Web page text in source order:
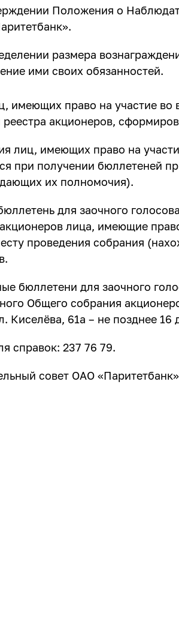
Положения о
размера
ими своих обязанностей.
имеющих право на участие во
акционеров,
лиц, имеющих право на
при получении бюллетеней
их полномочия).
для заочного
лица, имеющие
проведения собрания
бюллетени для заочного
Общего собрания
Киселёва, 61а – не позднее 16
справок: 237 76 79.
совет ОАО